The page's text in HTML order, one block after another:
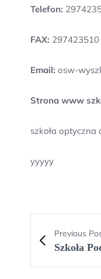
Telefon:
FAX: 297423510
Email: osw-
Strona www
szkoła optyczna
yyyyy
Previous
Szkoła